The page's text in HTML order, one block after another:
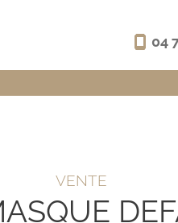
04
VENTE